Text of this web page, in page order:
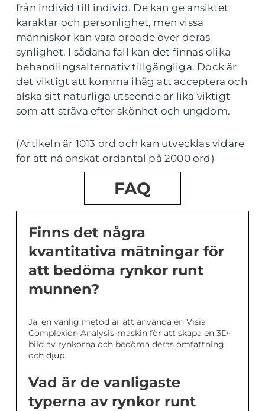
från individ till individ. De kan ge ansiktet
karaktär och personlighet, men vissa
människor kan vara oroade över deras
synlighet. I sådana fall kan det finnas olika
behandlingsalternativ tillgängliga. Dock är
det viktigt att komma ihåg att acceptera och
älska sitt naturliga utseende är lika viktigt
som att sträva efter skönhet och ungdom.
(Artikeln är 1013 ord och kan utvecklas vidare
för att nå önskat ordantal på 2000 ord)
FAQ
Finns det några
kvantitativa mätningar för
att bedöma rynkor runt
munnen?
Ja, en vanlig metod är att använda en Visia
Complexion Analysis-maskin för att skapa en 3D-
bild av rynkorna och bedöma deras omfattning
och djup.
Vad är de vanligaste
typerna av rynkor runt